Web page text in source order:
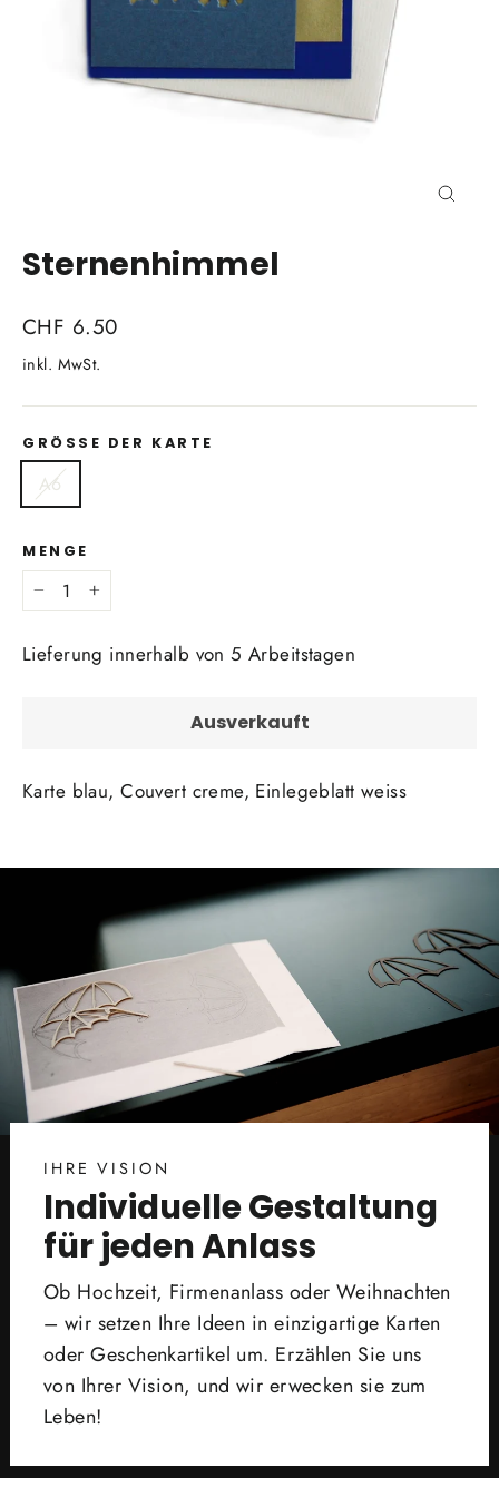
Sternenhimmel
Normaler
Preis
CHF 6.50
inkl. MwSt.
GRÖSSE DER KARTE
A6
MENGE
−
+
Lieferung innerhalb von 5 Arbeitstagen
Ausverkauft
Karte blau, Couvert creme, Einlegeblatt weiss
IHRE VISION
Individuelle Gestaltung
für jeden Anlass
Ob Hochzeit, Firmenanlass oder Weihnachten
– wir setzen Ihre Ideen in einzigartige Karten
oder Geschenkartikel um. Erzählen Sie uns
von Ihrer Vision, und wir erwecken sie zum
Leben!